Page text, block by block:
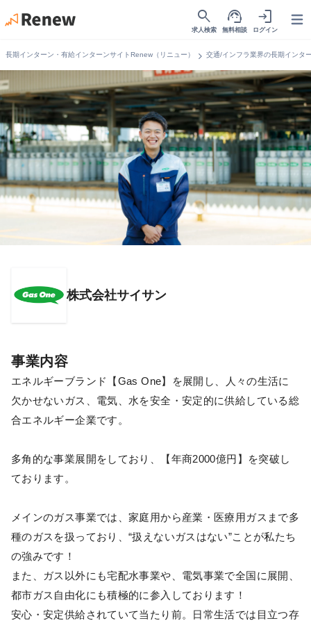
search
求人検索
support_agent
無料相談
login
ログイン
長期インターン・有給インターンサイトRenew（リニュー） chevron_right 交通/インフラ業界の長期インタ
株式会社サイサン
事業内容
エネルギーブランド【Gas One】を展開し、人々の生活に
欠かせないガス、電気、水を安全・安定的に供給している総
合エネルギー企業です。
多角的な事業展開をしており、【年商2000億円】を突破し
ております。
メインのガス事業では、家庭用から産業・医療用ガスまで多
種のガスを扱っており、“扱えないガスはない”ことが私たち
の強みです！
また、ガス以外にも宅配水事業や、電気事業で全国に展開、
都市ガス自由化にも積極的に参入しております！
安心・安定供給されていて当たり前。日常生活では目立つ存